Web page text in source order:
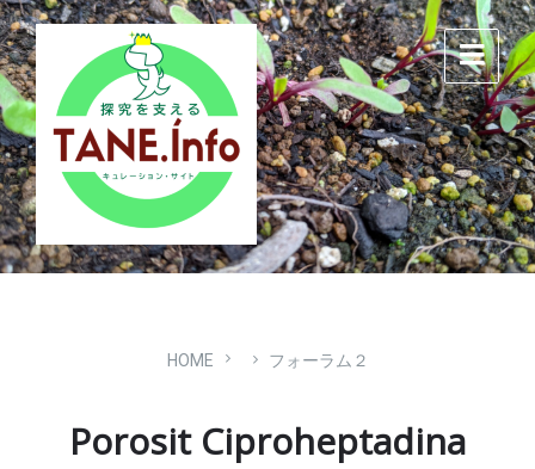
Skip
to
content
Skip
to
main
navigation
Skip
to
footer
HOME フォーラム２
Porosit Ciproheptadina